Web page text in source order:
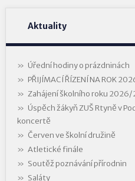
Aktuality
Úřední hodiny o prázdninách
PŘIJÍMACÍ ŘÍZENÍ NA ROK
Zahájení školního roku
Úspěch žákyň ZUŠ Rtyně v
koncertě
Červen ve školní družině
Atletické finále
Soutěž poznávání přírodnin
Saláty